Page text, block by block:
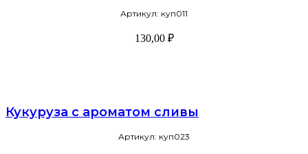
Артикул: куп011
130,00 ₽
Кукуруза с ароматом сливы
Артикул: куп023